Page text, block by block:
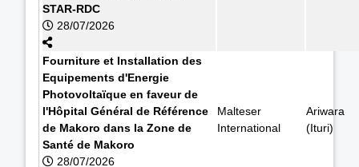
STAR-RDC
28/07/2026
Fourniture et Installation des
Equipements d'Energie
Photovoltaïque en faveur de
l'Hôpital Général de Référence
de Makoro dans la Zone de
Santé de Makoro
28/07/2026
Malteser
International
Ariwara
(Ituri)